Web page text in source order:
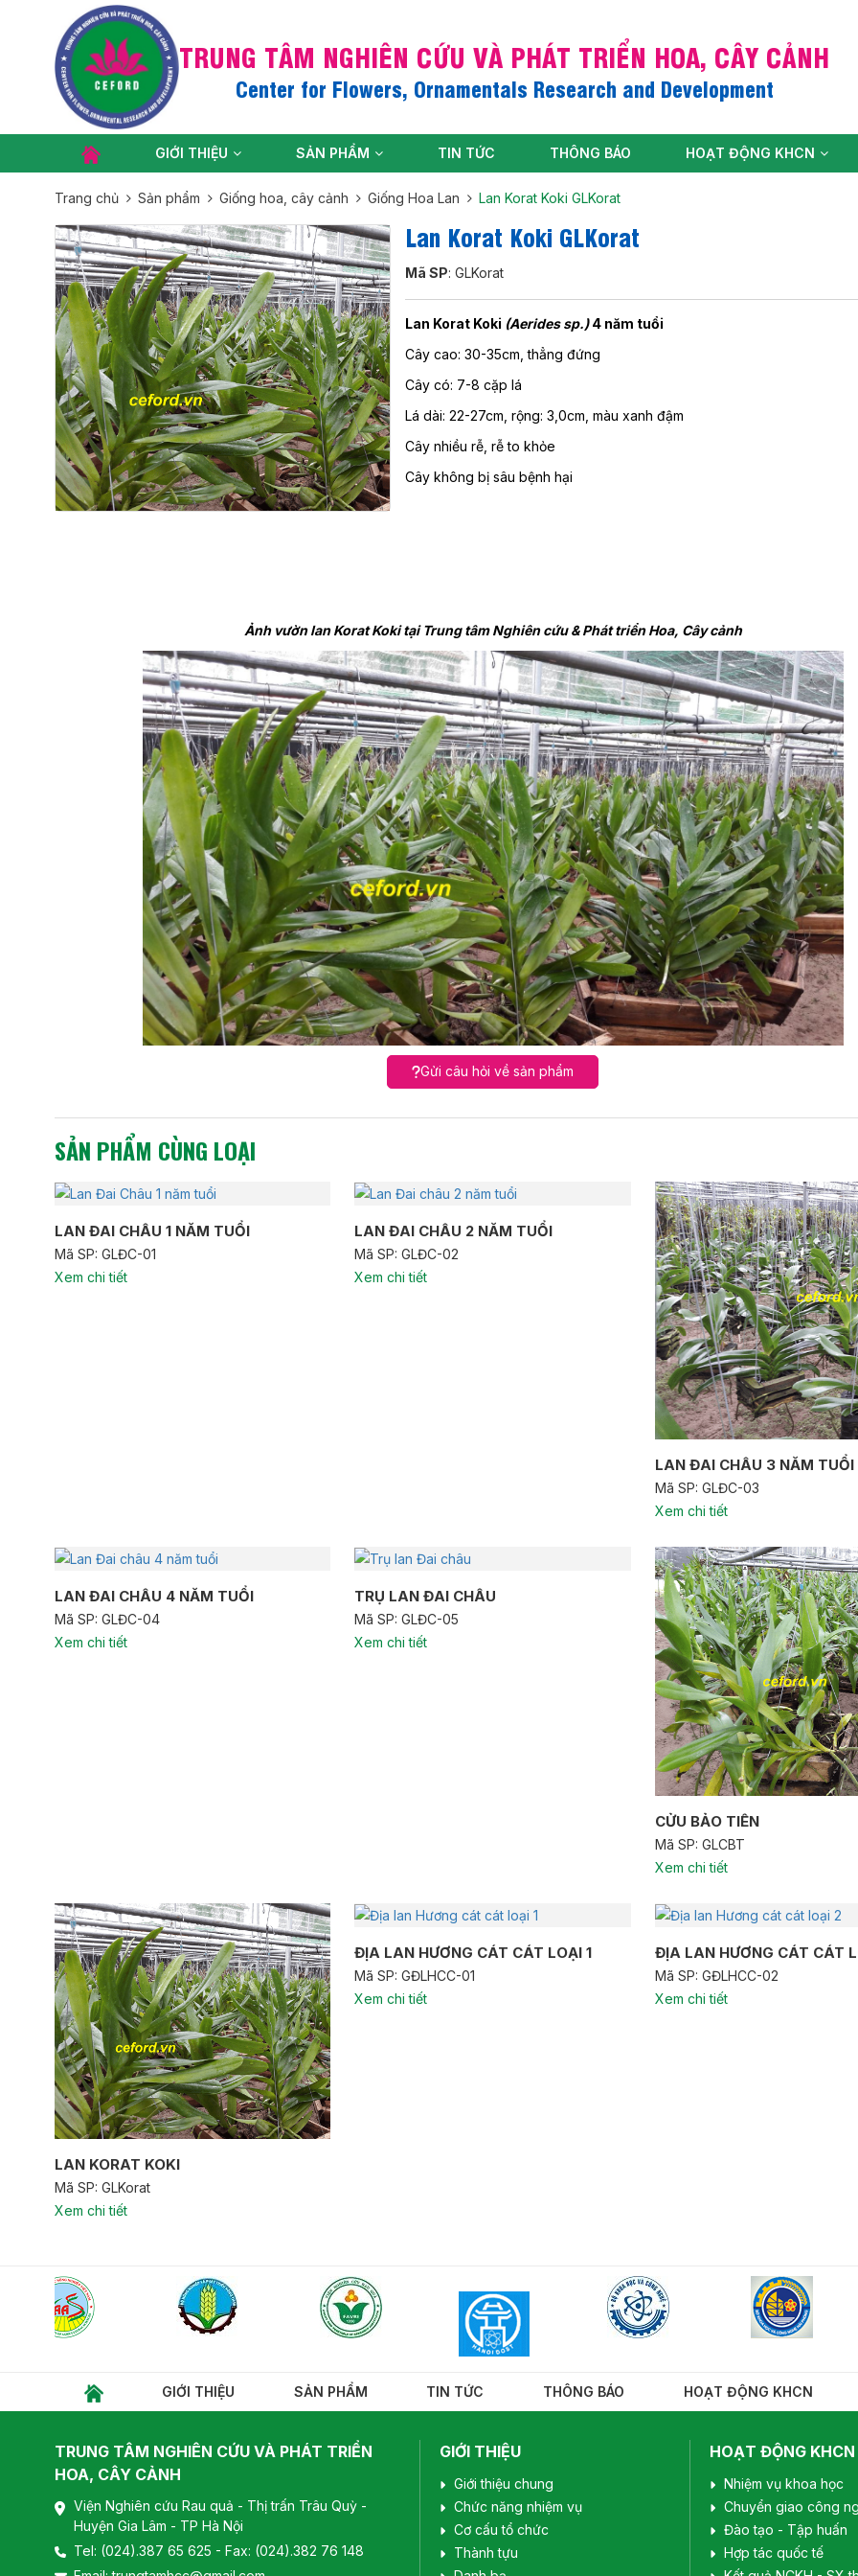
TRUNG TÂM NGHIÊN CỨU VÀ PHÁT TRIỂN HOA, CÂY CẢNH
Center for Flowers, Ornamentals Research and Development
GIỚI THIỆU SẢN PHẨM TIN TỨC THÔNG BÁO HOẠT ĐỘNG KHCN
Trang chủ Sản phẩm Giống hoa, cây cảnh Giống Hoa Lan Lan Korat Koki GLKorat
Lan Korat Koki GLKorat
Mã SP: GLKorat
Lan Korat Koki (Aerides sp.)4 năm tuổi
Cây cao: 30-35cm, thẳng đứng
Cây có: 7-8 cặp lá
Lá dài: 22-27cm, rộng: 3,0cm, màu xanh đậm
Cây nhiều rễ, rễ to khỏe
Cây không bị sâu bệnh hại
Ảnh vườn lanKorat Kokitại Trung tâm Nghiên cứu & Phát triển Hoa, Cây cảnh
Gửi câu hỏi về sản phẩm
SẢN PHẨM CÙNG LOẠI
LAN ĐAI CHÂU 1 NĂM TUỔI
Mã SP: GLĐC-01
Xem chi tiết
LAN ĐAI CHÂU 2 NĂM TUỔI
Mã SP: GLĐC-02
Xem chi tiết
LAN ĐAI CHÂU 3 NĂM TUỔI
Mã SP: GLĐC-03
Xem chi tiết
LAN ĐAI CHÂU 4 NĂM TUỔI
Mã SP: GLĐC-04
Xem chi tiết
TRỤ LAN ĐAI CHÂU
Mã SP: GLĐC-05
Xem chi tiết
CỬU BẢO TIÊN
Mã SP: GLCBT
Xem chi tiết
LAN KORAT KOKI
Mã SP: GLKorat
Xem chi tiết
ĐỊA LAN HƯƠNG CÁT CÁT LOẠI 1
Mã SP: GĐLHCC-01
Xem chi tiết
ĐỊA LAN HƯƠNG CÁT CÁT
Mã SP: GĐLHCC-02
Xem chi tiết
GIỚI THIỆU SẢN PHẨM TIN TỨC THÔNG BÁO HOẠT ĐỘNG KHCN
TRUNG TÂM NGHIÊN CỨU VÀ PHÁT TRIỂN
HOA, CÂY CẢNH
Viện Nghiên cứu Rau quả - Thị trấn Trâu Quỳ -
Huyện Gia Lâm - TP Hà Nội
Tel: (024).387 65 625 - Fax: (024).382 76 148
GIỚI THIỆU
Giới thiệu chung
Chức năng nhiệm vụ
Cơ cấu tổ chức
Thành tựu
HOẠT ĐỘNG KHCN
Nhiệm vụ khoa học
Chuyển giao công
Đào tạo - Tập huấn
Hợp tác quốc tế